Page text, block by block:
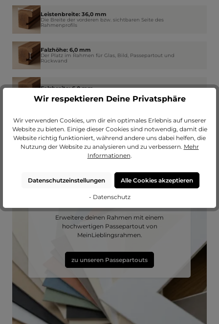
Leistenbreite: 36,0 mm
Die Breite der vorderen bzw. sichtbaren Seite des
Rahmenprofils
Falzhöhe: 6,0 mm
Der Platz im Rahmen für Glas, Bild, Passepartout und
Rückwand
Falzbreite: 6,0 mm
Wie weit der Rahmen am Rand das Glas überdeckt
Passendes Passepartout?
Erweitere deinen Rahmen mit einem
hochwertigen Passepartout von
MeinLieblingsrahmen.
zu unseren Passepartouts
Wir respektieren Deine Privatsphäre
Wir verwenden Cookies, um dir ein optimales Erlebnis auf unserer
Website zu bieten. Einige dieser Cookies sind notwendig, damit die
Website richtig funktioniert, während andere uns dabei helfen, die
Nutzung der Website zu analysieren und zu verbessern. Mehr
Informationen.
Datenschutzeinstellungen Alle Cookies akzeptieren
- Datenschutz